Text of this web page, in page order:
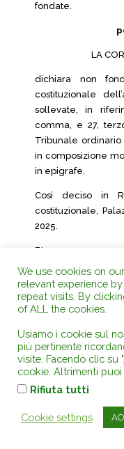
fondate.
LA
dichiara non
costituzionale
sollevate, in
comma, e 27,
Tribunale
in composizione
in epigrafe.
Così deciso in
costituzionale,
2025.
F.to:
Giovanni
Roberto Nicola
Depositata in
Il Direttore della
F.to: Roberto MILANA
We use cookies on
relevant experience
repeat visits. By
of ALL the cookies.
Usiamo i cookie sul
più pertinente
visite. Facendo clic su
cookie. Altrimenti
Rifiuta tutti
Cookie settings